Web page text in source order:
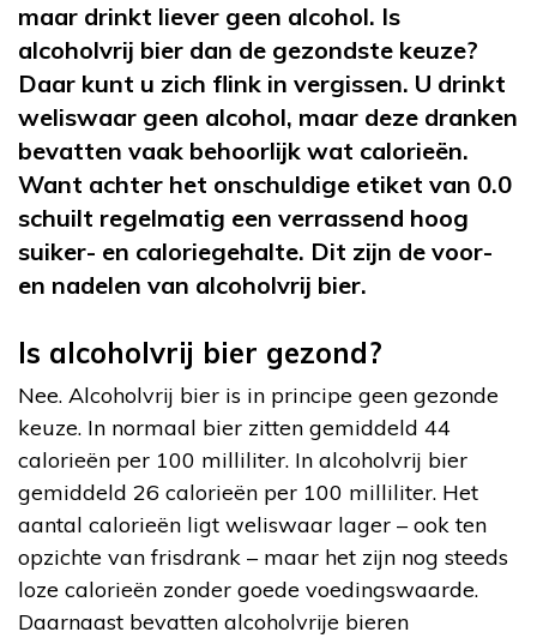
maar drinkt liever geen alcohol. Is
alcoholvrij bier dan de gezondste keuze?
Daar kunt u zich flink in vergissen. U drinkt
weliswaar geen alcohol, maar deze dranken
bevatten vaak behoorlijk wat calorieën.
Want achter het onschuldige etiket van 0.0
schuilt regelmatig een verrassend hoog
suiker- en caloriegehalte. Dit zijn de voor-
en nadelen van alcoholvrij bier.
Is alcoholvrij bier gezond?
Nee. Alcoholvrij bier is in principe geen gezonde
keuze. In normaal bier zitten gemiddeld 44
calorieën per 100 milliliter. In alcoholvrij bier
gemiddeld 26 calorieën per 100 milliliter. Het
aantal calorieën ligt weliswaar lager – ook ten
opzichte van frisdrank – maar het zijn nog steeds
loze calorieën zonder goede voedingswaarde.
Daarnaast bevatten alcoholvrije bieren